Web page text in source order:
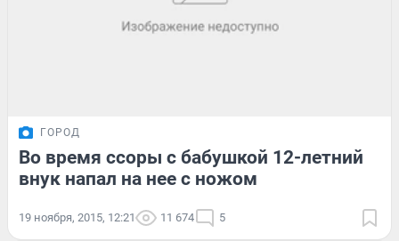
ГОРОД
Во время ссоры с бабушкой 12-летний
внук напал на нее с ножом
19 ноября, 2015, 12:21 11 674 5